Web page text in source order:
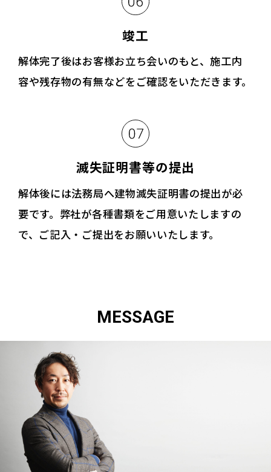
竣工
解体完了後はお客様お立ち会いのもと、施工内
容や残存物の有無などをご確認をいただきます。
滅失証明書等の提出
解体後には法務局へ建物滅失証明書の提出が必
要です。弊社が各種書類をご用意いたしますの
で、ご記入・ご提出をお願いいたします。
MESSAGE